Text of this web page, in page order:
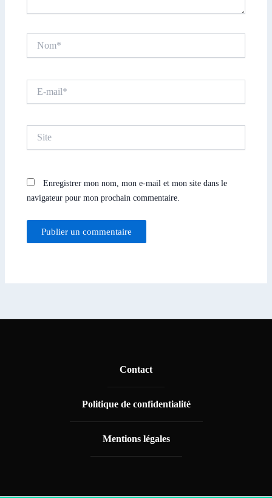
mail*
Enregistrer mon nom, mon e-mail et mon site dans le
navigateur pour mon prochain commentaire.
Contact
Politique de confidentialité
Mentions légales